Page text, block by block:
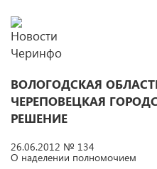
ВОЛОГОДСКАЯ
ЧЕРЕПОВЕЦКАЯ
РЕШЕНИЕ
26.06.2012 № 134
О наделении полномочием